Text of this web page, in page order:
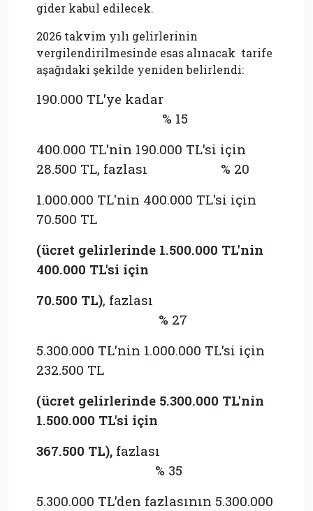
gider kabul edilecek.
2026 takvim yılı gelirlerinin
vergilendirilmesinde esas alınacak tarife
aşağıdaki şekilde yeniden belirlendi:
190.000 TL'ye kadar
% 15
400.000 TL'nin 190.000 TL'si için
28.500 TL, fazlası % 20
1.000.000 TL'nin 400.000 TL'si için
70.500 TL
(ücret gelirlerinde 1.500.000 TL'nin
400.000 TL'si için
70.500 TL), fazlası
% 27
5.300.000 TL'nin 1.000.000 TL'si için
232.500 TL
(ücret gelirlerinde 5.300.000 TL'nin
1.500.000 TL'si için
367.500 TL), fazlası
% 35
5.300.000 TL'den fazlasının 5.300.000